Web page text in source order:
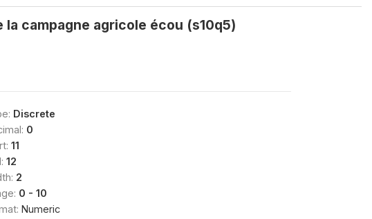
campagne agricole écou (s10q5)
Discrete
0
11
12
2
0 - 10
Numeric